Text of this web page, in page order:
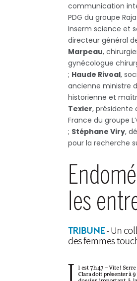
communication
PDG du groupe
Inserm science et
directeur général
Marpeau,
gynécologue
; Haude Rivoal,
ancienne ministre
historienne et
Texier, présidente
France du groupe
; Stéphane Viry,
pour la recherche